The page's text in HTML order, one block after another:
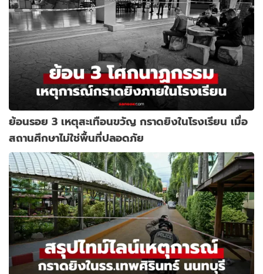
ย้อนรอย 3 เหตุสะเทือนขวัญ กราดยิงในโรงเรียน เมื่อ
สถานศึกษาไม่ใช่พื้นที่ปลอดภัย